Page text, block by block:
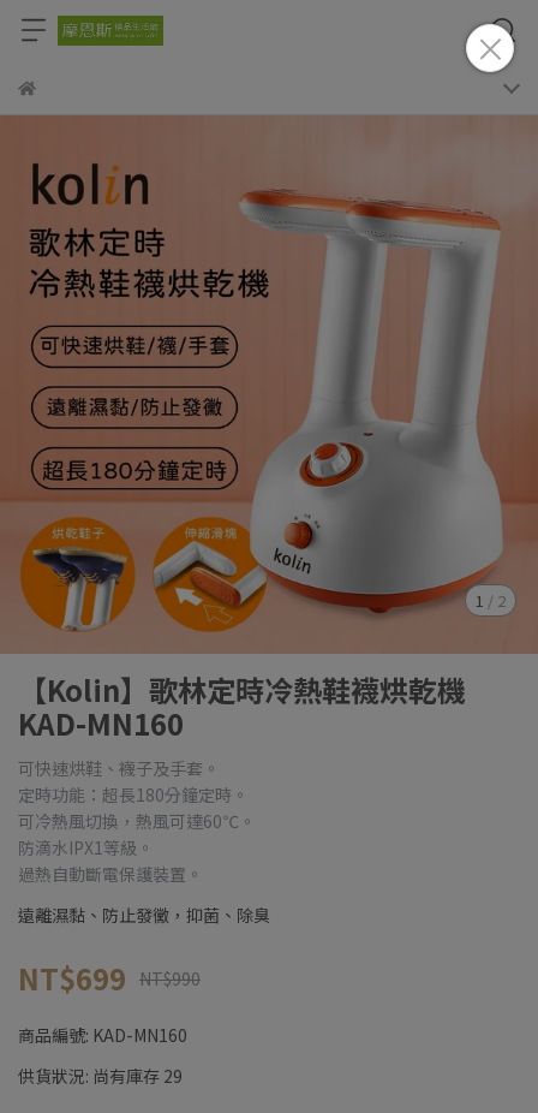
1 / 2
【Kolin】歌林定時冷熱鞋襪烘乾機
KAD-MN160
可快速烘鞋、襪子及手套。
定時功能：超長180分鐘定時。
可冷熱風切換，熱風可達60℃。
防滴水IPX1等級。
過熱自動斷電保護裝置。
遠離濕黏、防止發黴，抑菌、除臭
NT$699 NT$990
商品編號: KAD-MN160
供貨狀況: 尚有庫存 29